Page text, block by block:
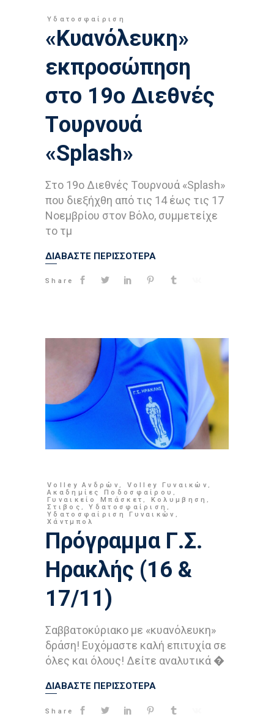
Υδατοσφαίριση
«Κυανόλευκη»
εκπροσώπηση
στο 19ο Διεθνές
Tουρνουά
«Splash»
Στο 19ο Διεθνές Tουρνουά «Splash»
που διεξήχθη από τις 14 έως τις 17
Νοεμβρίου στον Βόλο, συμμετείχε
το τμ
ΔΙΑΒΑΣΤΕ ΠΕΡΙΣΣΟΤΕΡΑ
Share
Volley Ανδρών, Volley Γυναικών,
Ακαδημίες Ποδοσφαίρου ,
Γυναικείο Μπάσκετ , Κολυμβηση ,
Στιβος ,Υδατοσφαίριση ,
Υδατοσφαίριση Γυναικών ,
Χάντμπολ
Πρόγραμμα Γ.Σ.
Ηρακλής (16 &
17/11)
Σαββατοκύριακο με «κυανόλευκη»
δράση! Ευχόμαστε καλή επιτυχία σε
όλες και όλους! Δείτε αναλυτικά �
ΔΙΑΒΑΣΤΕ ΠΕΡΙΣΣΟΤΕΡΑ
Share